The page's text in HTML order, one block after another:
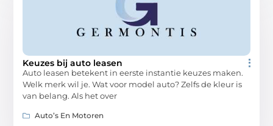
Keuzes bij auto leasen
Auto leasen betekent in eerste instantie keuzes maken.
Welk merk wil je. Wat voor model auto? Zelfs de kleur is
van belang. Als het over
Auto’s En Motoren